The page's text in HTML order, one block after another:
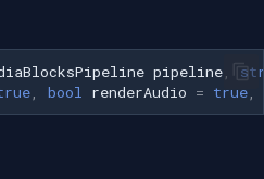
pipeline
bool renderAudio = true